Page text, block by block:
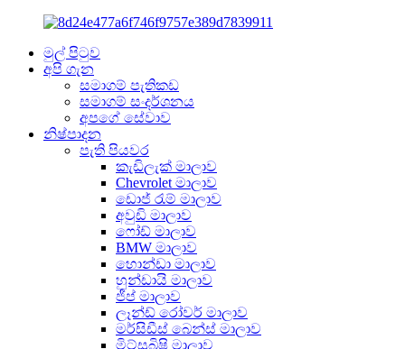
මුල් පිටුව
අපි ගැන
සමාගම් පැතිකඩ
සමාගම් සංදර්ශනය
අපගේ සේවාව
නිෂ්පාදන
පැති පියවර
කැඩිලැක් මාලාව
Chevrolet මාලාව
ඩොජ් රැම් මාලාව
අවුඩි මාලාව
ෆෝඩ් මාලාව
BMW මාලාව
හොන්ඩා මාලාව
හුන්ඩායි මාලාව
ජීප් මාලාව
ලෑන්ඩ් රෝවර් මාලාව
මර්සිඩීස් බෙන්ස් මාලාව
මිට්සුබිෂි මාලාව